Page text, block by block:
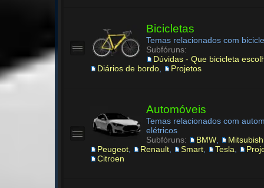
Bicicletas
Temas relacionados com
Subfóruns:
Dúvidas - Que bicicleta
Diários de bordo
Projetos
Automóveis
Temas relacionados com
elétricos
Subfóruns:
BMW
Peugeot
Renault Smart Tesla
Citroen